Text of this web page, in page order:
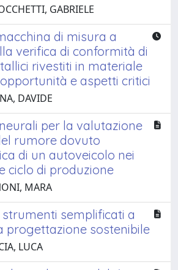
GABRIELE
di misura a
verifica di conformità di
rivestiti in materiale
e aspetti critici
DAVIDE
per la valutazione
rumore dovuto
di un autoveicolo nei
ciclo di produzione
MARA
semplificati a
progettazione sostenibile
LUCA